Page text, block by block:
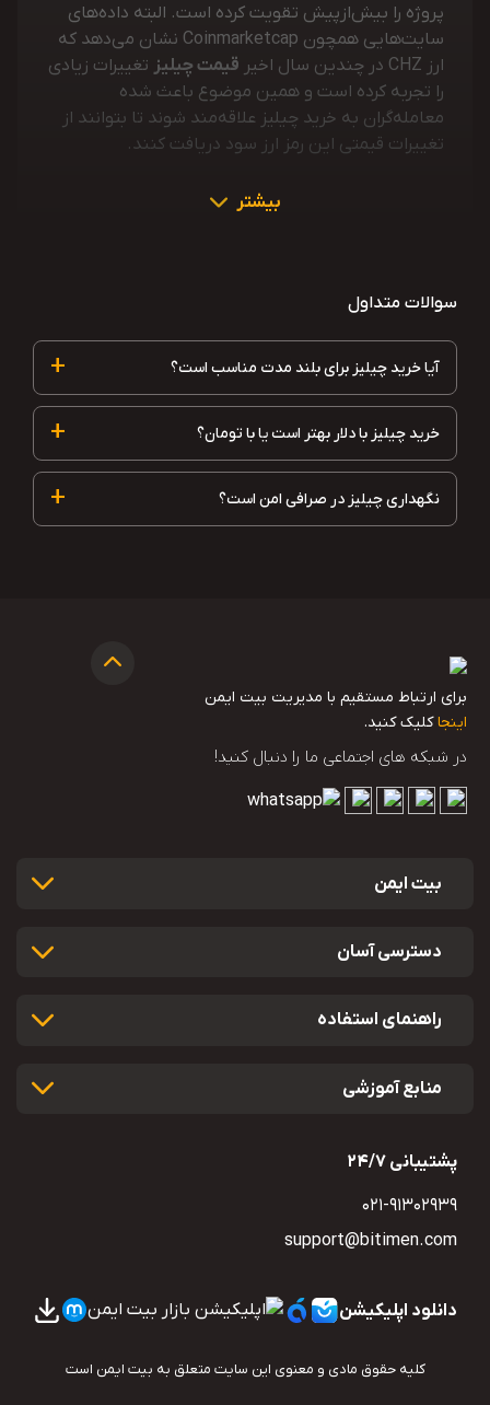
پروژه را بیش‌ازپیش تقویت کرده است. البته داده‌های
سایت‌هایی همچون Coinmarketcap نشان می‌دهد که
ارز CHZ در چندین سال اخیر
قیمت چیلیز تغییرات زیادی
را تجربه کرده است و همین موضوع باعث شده
معامله‌گران به خرید چیلیز علاقه‌مند شوند تا بتوانند از
تغییرات قیمتی این رمز ارز سود دریافت کنند.
بیشتر
سوالات متداول
آیا خرید چیلیز برای بلند مدت مناسب است؟ +
خرید چیلیز با دلار بهتر است یا با تومان؟ +
نگهداری چیلیز در صرافی امن است؟ +
برای ارتباط مستقیم با مدیریت بیت ایمن
اینجاکلیک کنید.
در شبکه های اجتماعی ما را دنبال کنید!
بیت ایمن
دسترسی آسان
راهنمای استفاده
منابع آموزشی
پشتیبانی 24/7
021-91302939
دانلود اپلیکیشن
کلیه حقوق مادی و معنوی این سایت متعلق به بیت ایمن است